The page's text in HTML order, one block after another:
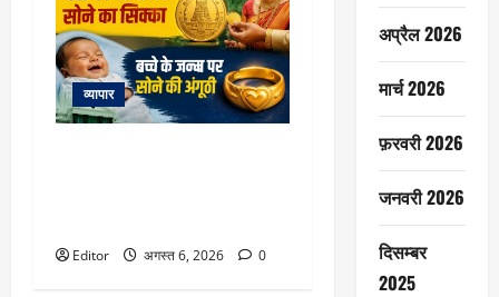
व्यापार
Editor अगस्त 6, 2026 0
अप्रैल 2026
मार्च 2026
फ़रवरी 2026
जनवरी 2026
दिसम्बर
2025